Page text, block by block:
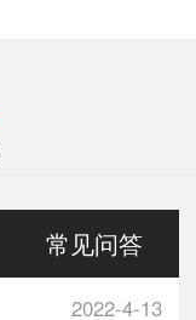
常见问答
2022-4-13